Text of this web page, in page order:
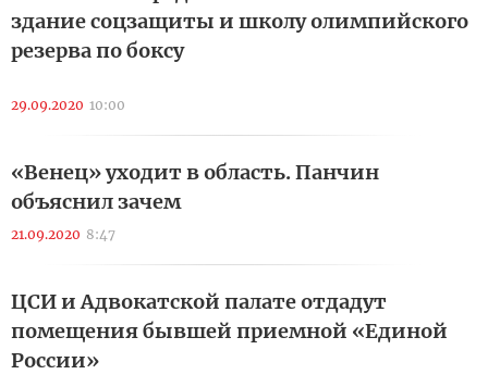
здание соцзащиты и школу олимпийского
резерва по боксу
29.09.2020 10:00
«Венец» уходит в область. Панчин
объяснил зачем
21.09.2020 8:47
ЦСИ и Адвокатской палате отдадут
помещения бывшей приемной «Единой
России»